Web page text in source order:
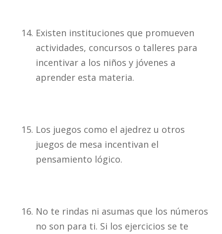
Existen instituciones que promueven
actividades, concursos o talleres para
incentivar a los niños y jóvenes a
aprender esta materia.
Los juegos como el ajedrez u otros
juegos de mesa incentivan el
pensamiento lógico.
No te rindas ni asumas que los números
no son para ti. Si los ejercicios se te